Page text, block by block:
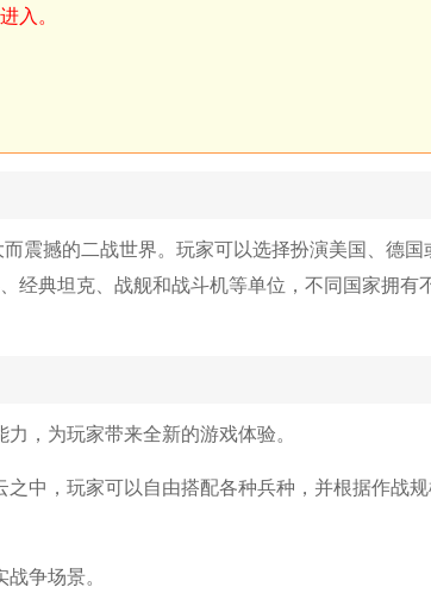
入。
震撼的二战世界。玩家可以选择扮演美国、德国
经典坦克、战舰和战斗机等单位，不同国家拥有
，为玩家带来全新的游戏体验。
中，玩家可以自由搭配各种兵种，并根据作战
争场景。